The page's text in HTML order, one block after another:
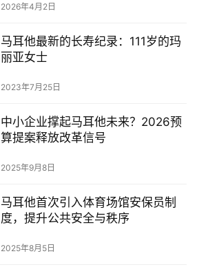
2026年4月2日
马耳他最新的长寿纪录：111岁的玛
丽亚女士
2023年7月25日
中小企业撑起马耳他未来？2026预
算提案释放改革信号
2025年9月8日
马耳他首次引入体育场馆安保员制
度，提升公共安全与秩序
2025年8月5日